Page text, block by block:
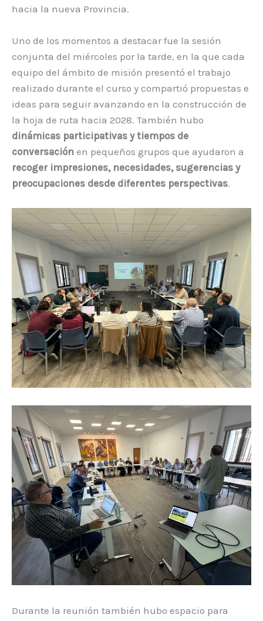
hacia la nueva Provincia.
Uno de los momentos a destacar fue la sesión
conjunta del miércoles por la tarde, en la que cada
equipo del ámbito de misión presentó el trabajo
realizado durante el curso y compartió propuestas e
ideas para seguir avanzando en la construcción de
la hoja de ruta hacia 2028. También hubo
dinámicas participativas y tiempos de
conversación en pequeños grupos que ayudaron a
recoger impresiones, necesidades, sugerencias y
preocupaciones desde diferentes perspectivas.
Durante la reunión también hubo espacio para